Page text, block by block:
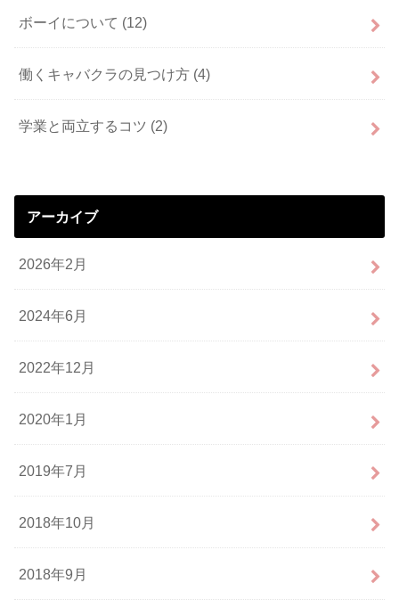
ボーイについて (12)
働くキャバクラの見つけ方 (4)
学業と両立するコツ (2)
アーカイブ
2026年2月
2024年6月
2022年12月
2020年1月
2019年7月
2018年10月
2018年9月